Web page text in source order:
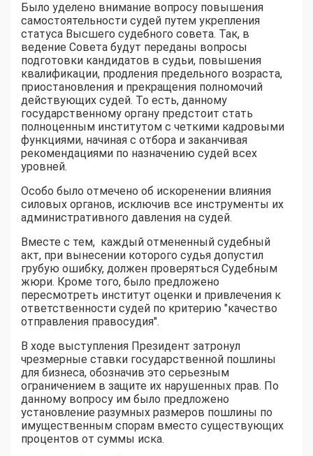
Было уделено внимание вопросу повышения
самостоятельности судей путем укрепления
статуса Высшего судебного совета. Так, в
ведение Совета будут переданы вопросы
подготовки кандидатов в судьи, повышения
квалификации, продления предельного возраста,
приостановления и прекращения полномочий
действующих судей. То есть, данному
государственному органу предстоит стать
полноценным институтом с четкими кадровыми
функциями, начиная с отбора и заканчивая
рекомендациями по назначению судей всех
уровней.
Особо было отмечено об искоренении влияния
силовых органов, исключив все инструменты их
административного давления на судей.
Вместе с тем, каждый отмененный судебный
акт, при вынесении которого судья допустил
грубую ошибку, должен проверяться Судебным
жюри. Кроме того, было предложено
пересмотреть институт оценки и привлечения к
ответственности судей по критерию "качество
отправления правосудия".
В ходе выступления Президент затронул
чрезмерные ставки государственной пошлины
для бизнеса, обозначив это серьезным
ограничением в защите их нарушенных прав. По
данному вопросу им было предложено
установление разумных размеров пошлины по
имущественным спорам вместо существующих
процентов от суммы иска.